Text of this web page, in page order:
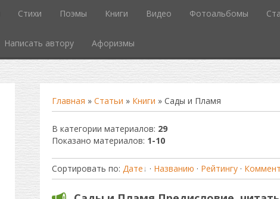
Стихи Поэмы Книги Видео Фотоальбомы
Написать автору Афоризмы
Главная » Статьи » Книги » Сады и Пламя
В категории материалов: 29
Показано материалов: 1-10
Сортировать по: Дате · Названию · Рейтингу·